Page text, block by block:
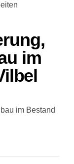
im
im Bestand